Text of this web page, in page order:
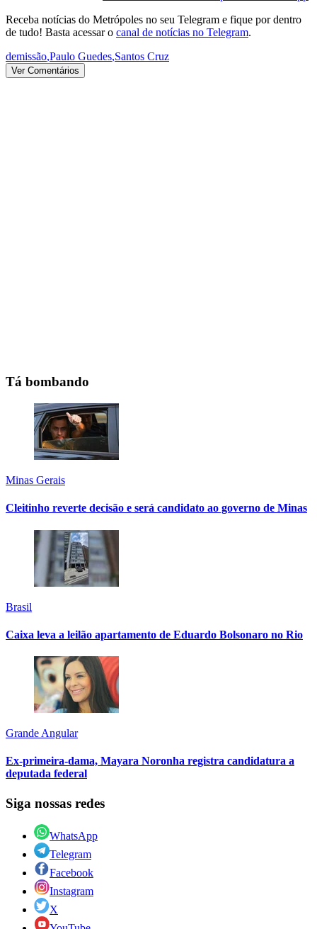
Receba notícias do Metrópoles no seu Telegram e fique por dentro
de tudo! Basta acessar o canal de notícias no Telegram.
demissão,Paulo Guedes,Santos Cruz
Ver Comentários
Tá bombando
Minas Gerais
Cleitinho reverte decisão e será candidato ao governo de Minas
Brasil
Caixa leva a leilão apartamento de Eduardo Bolsonaro no Rio
Grande Angular
Ex-primeira-dama, Mayara Noronha registra candidatura a
deputada federal
Siga nossas redes
WhatsApp
Telegram
Facebook
Instagram
X